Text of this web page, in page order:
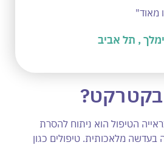
מאוד"
, תל אביב
בקטרקט?
הטיפול הוא ניתוח להסרת
מלאכותית. טיפולים כגון